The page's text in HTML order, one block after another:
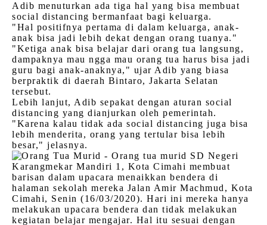
Adib menuturkan ada tiga hal yang bisa membuat
social distancing bermanfaat bagi keluarga.
"Hal positifnya pertama di dalam keluarga, anak-
anak bisa jadi lebih dekat dengan orang tuanya."
"Ketiga anak bisa belajar dari orang tua langsung,
dampaknya mau ngga mau orang tua harus bisa jadi
guru bagi anak-anaknya," ujar Adib yang biasa
berpraktik di daerah Bintaro, Jakarta Selatan
tersebut.
Lebih lanjut, Adib sepakat dengan aturan social
distancing yang dianjurkan oleh pemerintah.
"Karena kalau tidak ada social distancing juga bisa
lebih menderita, orang yang tertular bisa lebih
besar," jelasnya.